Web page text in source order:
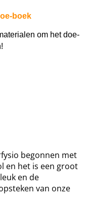
boek
om het doe-
begonnen met
en het is een groot
en de
van onze